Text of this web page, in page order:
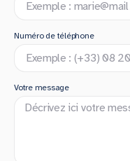
Numéro de téléphone
Votre message